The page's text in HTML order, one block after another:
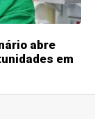
abre
em